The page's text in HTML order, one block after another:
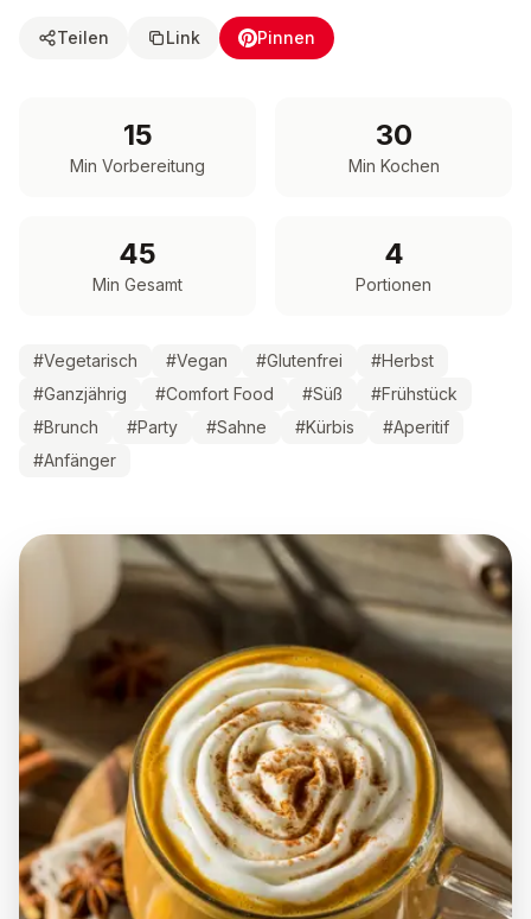
Teilen Link Pinnen
15
Min Vorbereitung
30
Min Kochen
45
Min Gesamt
4
Portionen
#Vegetarisch #Vegan #Glutenfrei #Herbst
#Ganzjährig #Comfort Food #Süß #Frühstück
#Brunch #Party #Sahne #Kürbis #Aperitif
#Anfänger